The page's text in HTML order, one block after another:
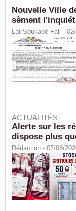
Nouvelle Ville
sèment
Lat Soukabé Fall -
ACTUALITÉS
Alerte sur les
dispose plus
Rédaction - 07/08/